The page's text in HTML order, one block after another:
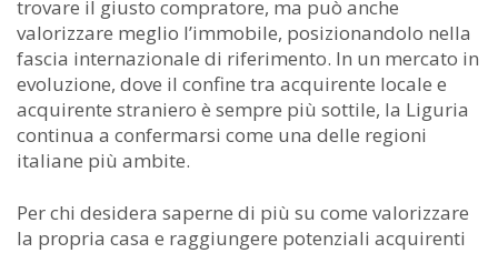
trovare il giusto compratore, ma può anche
valorizzare meglio l’immobile, posizionandolo nella
fascia internazionale di riferimento. In un mercato in
evoluzione, dove il confine tra acquirente locale e
acquirente straniero è sempre più sottile, la Liguria
continua a confermarsi come una delle regioni
italiane più ambite.
Per chi desidera saperne di più su come valorizzare
la propria casa e raggiungere potenziali acquirenti